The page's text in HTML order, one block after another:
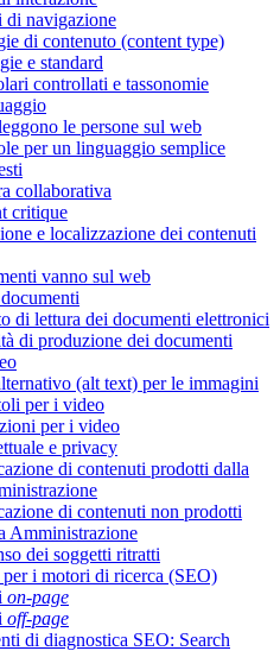
di navigazione
di contenuto (content type)
e standard
controllati e tassonomie
le persone sul web
per un linguaggio semplice
collaborativa
critique
e localizzazione dei contenuti
vanno sul web
di lettura dei documenti elettronici
di produzione dei documenti
(alt text) per le immagini
per i video
per i video
e privacy
di contenuti prodotti dalla
di contenuti non prodotti
Amministrazione
dei soggetti ritratti
i motori di ricerca (SEO)
on-page
off-page
di diagnostica SEO: Search